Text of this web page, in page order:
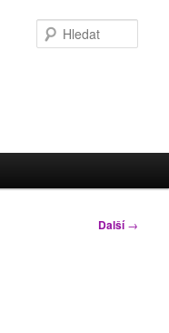
Další→